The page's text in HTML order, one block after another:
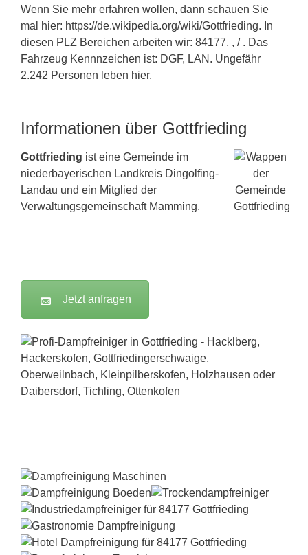
Wenn Sie mehr erfahren wollen, dann schauen Sie
mal hier: https://de.wikipedia.org/wiki/Gottfrieding. In
diesen PLZ Bereichen arbeiten wir: 84177, , / . Das
Fahrzeug Kennnzeichen ist: DGF, LAN. Ungefähr
2.242 Personen leben hier.
Informationen über Gottfrieding
Gottfrieding ist eine Gemeinde im
niederbayerischen Landkreis Dingolfing-
Landau und ein Mitglied der
Verwaltungsgemeinschaft Mamming.
Jetzt anfragen